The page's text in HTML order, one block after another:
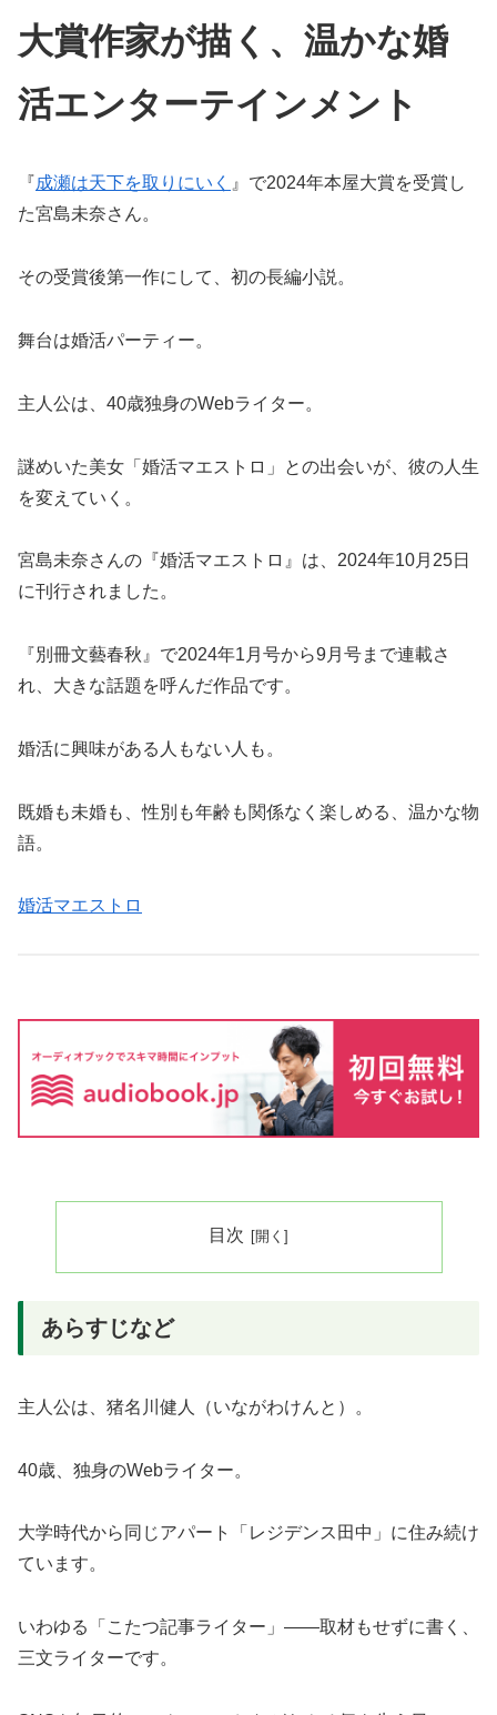
大賞作家が描く、温かな婚
活エンターテインメント
『成瀬は天下を取りにいく 』で2024年本屋大賞を受賞し
た宮島未奈さん。
その受賞後第一作にして、初の長編小説。
舞台は婚活パーティー。
主人公は、40歳独身のWebライター。
謎めいた美女「婚活マエストロ」との出会いが、彼の人生
を変えていく。
宮島未奈さんの『婚活マエストロ』は、2024年10月25日
に刊行されました。
『別冊文藝春秋』で2024年1月号から9月号まで連載さ
れ、大きな話題を呼んだ作品です。
婚活に興味がある人もない人も。
既婚も未婚も、性別も年齢も関係なく楽しめる、温かな物
語。
婚活マエストロ
目次
あらすじなど
主人公は、猪名川健人（いながわけんと）。
40歳、独身のWebライター。
大学時代から同じアパート「レジデンス田中」に住み続け
ています。
いわゆる「こたつ記事ライター」――取材もせずに書く、
三文ライターです。